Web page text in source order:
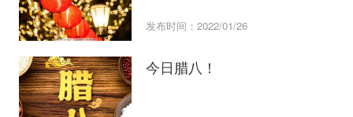
发布时间：2022/01/26
今日腊八！